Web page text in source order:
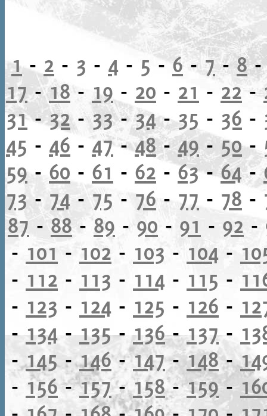
1- 2 - 3 - 4 - 5-6-7-8
17-18- 19 - 20 - 21 - 22 -
31-32-33-34-35 - 36 -
45 - 46 - 47-48-49 -50-
59- 60 - 61 - 62 -63-64-
73-74 - 75 - 76 - 77 - 78 -
87 -88-89 - 90 - 91 - 92 -
- 101 - 102 - 103 - 104 -
- 112 - 113 - 114 - 115 -
- 123 - 124 - 125 - 126 -
-134 - 135-136-137-
-145-146-147-148-
- 156-157-158-159-